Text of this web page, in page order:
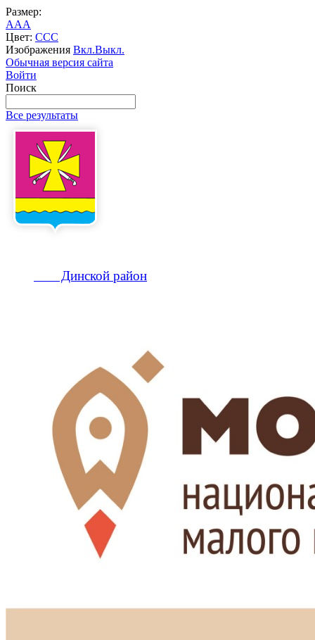
Размер:
AAA
Цвет: CCC
Изображения Вкл.Выкл.
Обычная версия сайта
Войти
Поиск
Все результаты
Динской район